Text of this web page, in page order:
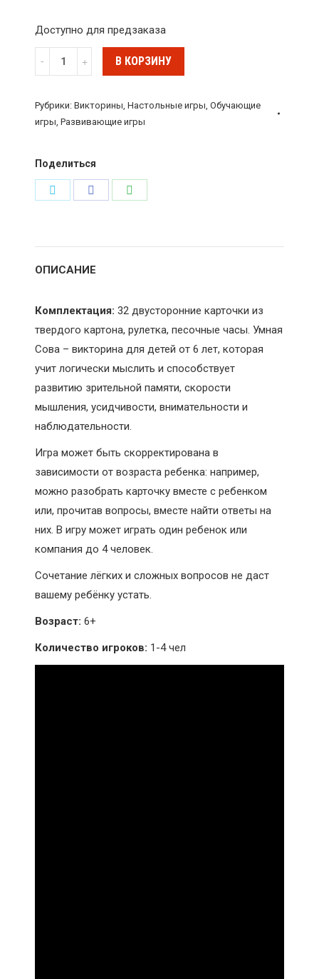
Доступно для предзаказа
Количество
Игра-
Умная
Мира",
Bondibon
В КОРЗИНУ
Рубрики:Викторины,Настольные игры,Обучающие
игры,Развивающие игры
Поделиться
ПоделитьсяПоделиться
ОПИСАНИЕ
Комплектация: 32 двусторонние карточки из
твердого картона, рулетка, песочные часы. Умная
Сова – викторина для детей от 6 лет, которая
учит логически мыслить и способствует
развитию зрительной памяти, скорости
мышления, усидчивости, внимательности и
наблюдательности.
Игра может быть скорректирована в
зависимости от возраста ребенка: например,
можно разобрать карточку вместе с ребенком
или, прочитав вопросы, вместе найти ответы на
них. В игру может играть один ребенок или
компания до 4 человек.
Сочетание лёгких и сложных вопросов не даст
вашему ребёнку устать.
Возраст: 6+
Количество игроков: 1-4 чел